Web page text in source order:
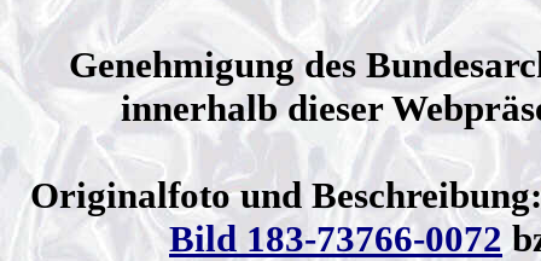
Genehmigung des
innerhalb dieser
Originalfoto und
Bild 183-73766-0072